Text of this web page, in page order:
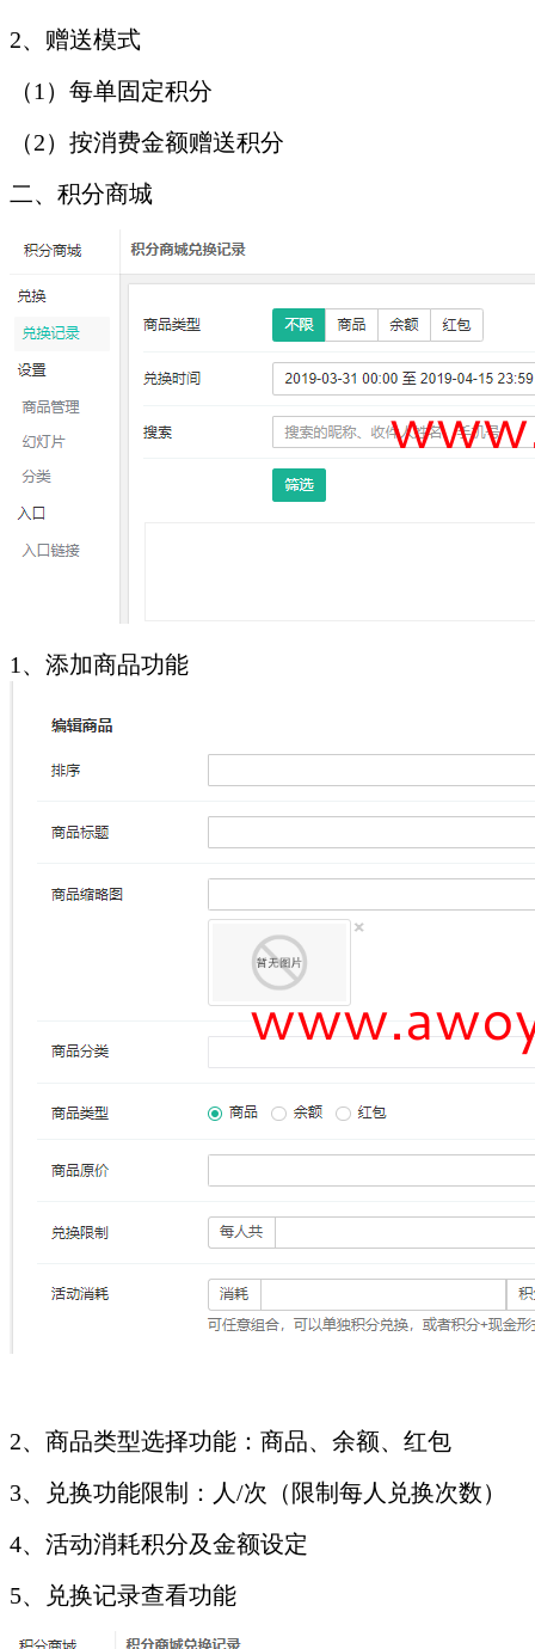
2、赠送模式
（1）每单固定积分
（2）按消费金额赠送积分
二、积分商城
1、添加商品功能
2、商品类型选择功能：商品、余额、红包
3、兑换功能限制：人/次（限制每人兑换次数）
4、活动消耗积分及金额设定
5、兑换记录查看功能